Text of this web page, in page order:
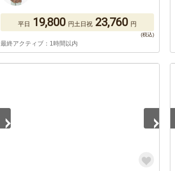
平日 19,800 円土日祝 23,760 円
最終アクティブ：1時間以内